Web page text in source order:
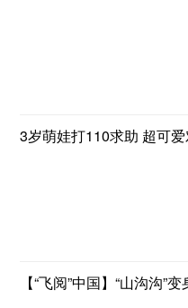
3岁萌娃打110求助 超可
【“飞阅”中国】“山沟沟”